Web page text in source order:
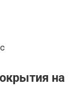
на